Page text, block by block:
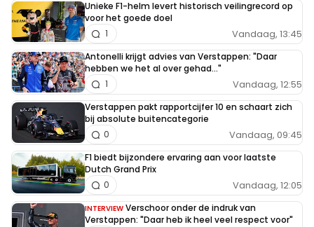
Unieke F1-helm levert historisch veilingrecord op
voor het goede doel
Vandaag, 13:45
1
Antonelli krijgt advies van Verstappen: "Daar
hebben we het al over gehad..."
Vandaag, 12:55
1
Verstappen pakt rapportcijfer 10 en schaart zich
bij absolute buitencategorie
Vandaag, 09:45
0
F1 biedt bijzondere ervaring aan voor laatste
Dutch Grand Prix
Vandaag, 12:05
0
INTERVIEW Verschoor onder de indruk van
Verstappen: "Daar heb ik heel veel respect voor"